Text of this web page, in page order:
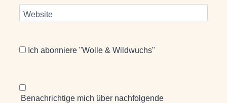
Website
Ich abonniere "Wolle & Wildwuchs"
Benachrichtige mich über nachfolgende